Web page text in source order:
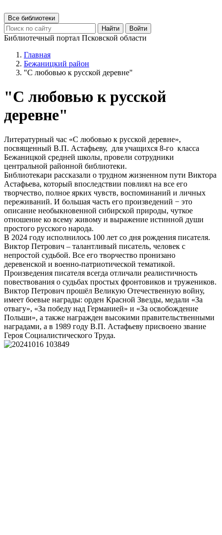
Все библиотеки
Найти
Войти
Библиотечный портал Псковской области
Главная
Бежаницкий район
"С любовью к русской деревне"
"С любовью к русской
деревне"
Литературный час «С любовью к русской деревне»,
посвященный В.П. Астафьеву, для учащихся 8-го класса
Бежаницкой средней школы, провели сотрудники
центральной районной библиотеки.
Библиотекари рассказали о трудном жизненном пути Виктора
Астафьева, который впоследствии повлиял на все его
творчество, полное ярких чувств, воспоминаний и личных
переживаний. И большая часть его произведений − это
описание необыкновенной сибирской природы, чуткое
отношение ко всему живому и выражение истинной души
простого русского народа.
В 2024 году исполнилось 100 лет со дня рождения писателя.
Виктор Петрович – талантливый писатель, человек с
непростой судьбой. Все его творчество пронизано
деревенской и военно-патриотической тематикой.
Произведения писателя всегда отличали реалистичность
повествования о судьбах простых фронтовиков и тружеников.
Виктор Петрович прошёл Великую Отечественную войну,
имеет боевые награды: орден Красной Звезды, медали «За
отвагу», «За победу над Германией» и «За освобождение
Польши», а также награжден высокими правительственными
наградами, а в 1989 году В.П. Астафьеву присвоено звание
Героя Социалистического Труда.